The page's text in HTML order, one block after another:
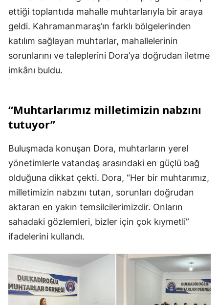
ettiği toplantıda mahalle muhtarlarıyla bir araya
geldi. Kahramanmaraş’ın farklı bölgelerinden
katılım sağlayan muhtarlar, mahallelerinin
sorunlarını ve taleplerini Dora’ya doğrudan iletme
imkânı buldu.
“Muhtarlarımız milletimizin nabzını
tutuyor”
Buluşmada konuşan Dora, muhtarların yerel
yönetimlerle vatandaş arasındaki en güçlü bağ
olduğuna dikkat çekti. Dora, “Her bir muhtarımız,
milletimizin nabzını tutan, sorunları doğrudan
aktaran en yakın temsilcilerimizdir. Onların
sahadaki gözlemleri, bizler için çok kıymetli”
ifadelerini kullandı.